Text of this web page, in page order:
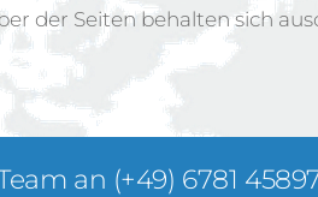
der Seiten behalten sich
an (+49) 6781